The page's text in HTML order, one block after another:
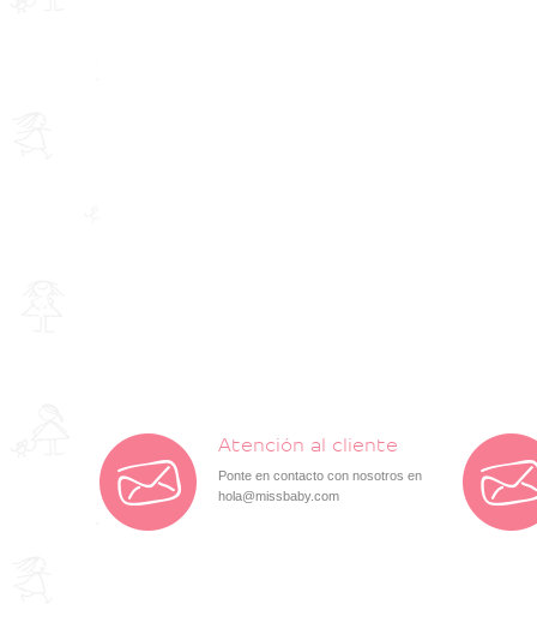
Atención al cliente
Ponte en contacto con nosotros en
hola@missbaby.com